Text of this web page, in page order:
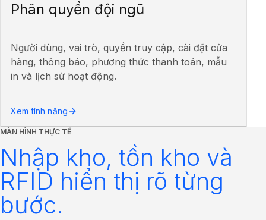
Phân quyền đội ngũ
Người dùng, vai trò, quyền truy cập, cài đặt cửa
hàng, thông báo, phương thức thanh toán, mẫu
in và lịch sử hoạt động.
Xem tính năng
MÀN HÌNH THỰC TẾ
Nhập kho, tồn kho và
RFID hiển thị rõ từng
bước.